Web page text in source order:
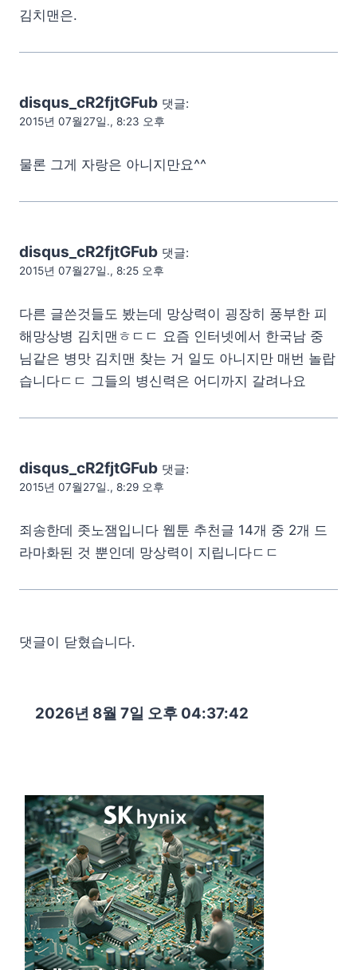
김치맨은.
disqus_cR2fjtGFub 댓글:
2015년 07월27일., 8:23 오후
물론 그게 자랑은 아니지만요^^
disqus_cR2fjtGFub 댓글:
2015년 07월27일., 8:25 오후
다른 글쓴것들도 봤는데 망상력이 굉장히 풍부한 피
해망상병 김치맨ㅎㄷㄷ 요즘 인터넷에서 한국남 중
님같은 병맛 김치맨 찾는 거 일도 아니지만 매번 놀랍
습니다ㄷㄷ 그들의 병신력은 어디까지 갈려나요
disqus_cR2fjtGFub 댓글:
2015년 07월27일., 8:29 오후
죄송한데 좃노잼입니다 웹툰 추천글 14개 중 2개 드
라마화된 것 뿐인데 망상력이 지립니다ㄷㄷ
댓글이 닫혔습니다.
2026년 8월 7일 오후 04:37:43